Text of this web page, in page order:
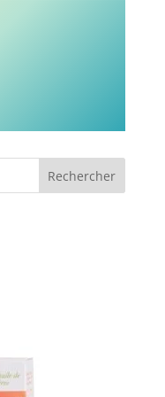
Rechercher